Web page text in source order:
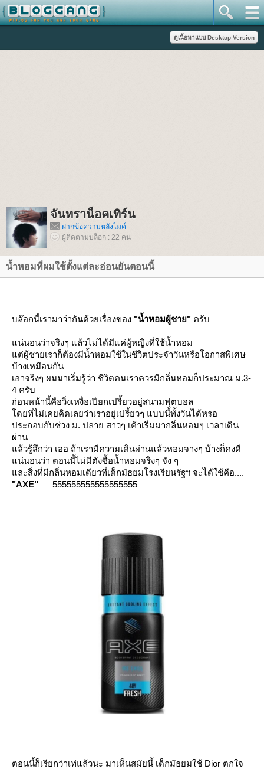
จันทราน็อคเทิร์น
ฝากข้อความหลังไมค์
ผู้ติดตามบล็อก : 22 คน
น้ำหอมที่ผมใช้ตั้งแต่ละอ่อนยันตอนนี้
บล๊อกนี้เรามาว่ากันด้วยเรื่องของ "น้ำหอมผู้ชาย" ครับ
น่นอนว่าจริงๆ แล้วไม่ได้มีแค่ผู้หญิงที่ใช้น้ำหอม
ต่ผู้ชายเราก็ต้องมีน้ำหอมใช้ในชีวิตประจำวันหรือโอกาสพิเศษ
บ้างเหมือนกัน
เอาจริงๆ ผมมาเริ่มรู้ว่า ชีวิตคนเราควรมีกลิ่นหอมก็ประมาณ ม.3-
4 ครับ
ก่อนหน้านี้คือวิ่งเหงื่อเปียกเปรี้ยวอยู่สนามฟุตบอล
ดยที่ไม่เคยคิดเลยว่าเราอยู่เปรี้ยวๆ แบบนี้ทั้งวันได้หรอ
ประกอบกับช่วง ม. ปลาย สาวๆ เค้าเริ่มมากลิ่นหอมๆ เวลาเดิน
ผ่าน
ล้วรู้สึกว่า เออ ถ้าเรามีความเดินผ่านแล้วหอมจางๆ บ้างก็คงดี
น่นอนว่า ตอนนี้ไม่มีตังซื้อน้ำหอมจริงๆ จัง ๆ
ละสิ่งที่มีกลิ่นหอมเดียวที่เด็กมัธยมโรงเรียนรัฐฯ จะได้ใช้คือ....
"AXE"
555555555555555555
ตอนนี้ก็เรียกว่าเท่แล้วนะ มาเห็นสมัยนี้ เด็กมัธยมใช้ Dior ตกใจ